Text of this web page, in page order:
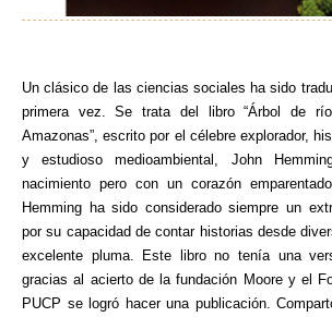
Un clásico de las ciencias sociales ha sido
primera vez. Se trata del libro “Árbol de
Amazonas”, escrito por el célebre explorador,
y estudioso medioambiental, John
nacimiento pero con un corazón
Hemming ha sido considerado siempre un
por su capacidad de contar historias desde
excelente pluma. Este libro no tenía una
gracias al acierto de la fundación Moore y el
PUCP se logró hacer una publicación.